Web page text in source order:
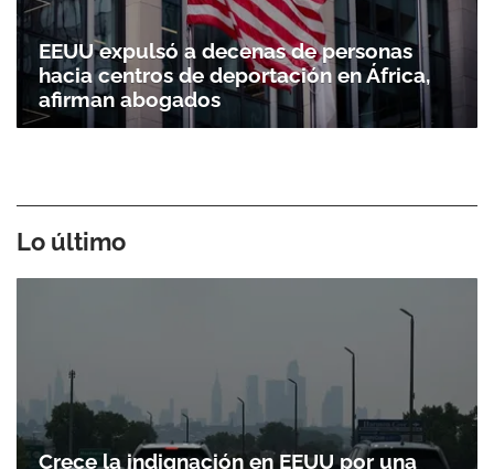
EEUU expulsó a decenas de personas
hacia centros de deportación en África,
afirman abogados
Lo último
Crece la indignación en EEUU por una